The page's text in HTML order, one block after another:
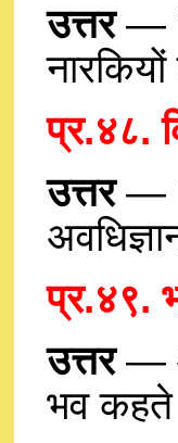
उत्तर—
प्र.४८.
उत्तर—
प्र.४९.
उत्तर—
भव कहते